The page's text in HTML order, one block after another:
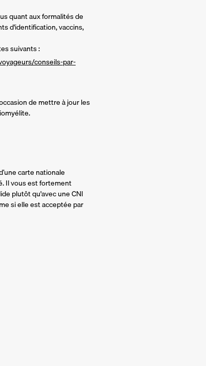
quant aux formalités de
d'identification, vaccins,
suivants :
conseils-par-
de mettre à jour les
carte nationale
Il vous est fortement
plutôt qu'avec une CNI
si elle est acceptée par